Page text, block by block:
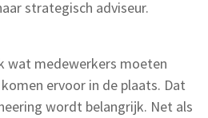
strategisch adviseur.
wat medewerkers moeten
ervoor in de plaats. Dat
wordt belangrijk. Net als